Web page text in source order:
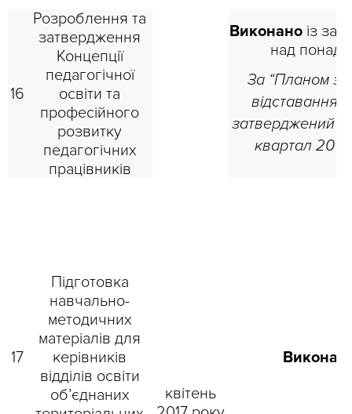
квітень
16
Розроблення та
затвердження
Концепції
педагогічної
освіти та
професійного
розвитку
педагогічних
працівників
Виконано із
над понад
За “Планом
відставання
затверджений
квартал 2018
17
Підготовка
навчально-
методичних
матеріалів для
керівників
відділів освіти
об’єднаних